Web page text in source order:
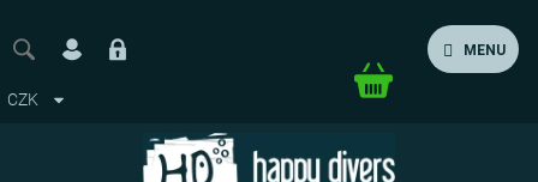
obsah
MENU
CZK
Nákupní